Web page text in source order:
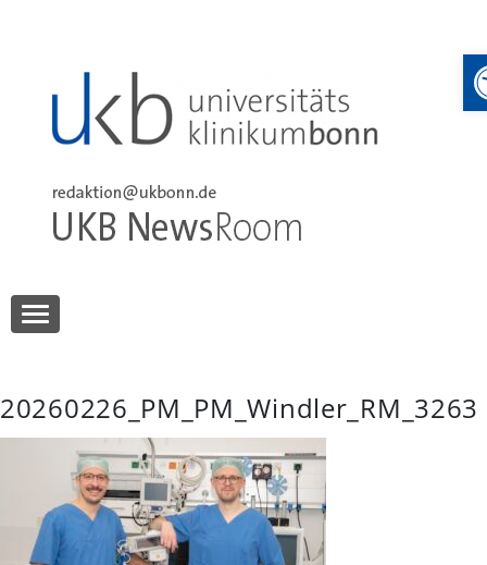
UKB NewsRoom
20260226_PM_PM_Windler_RM_3263